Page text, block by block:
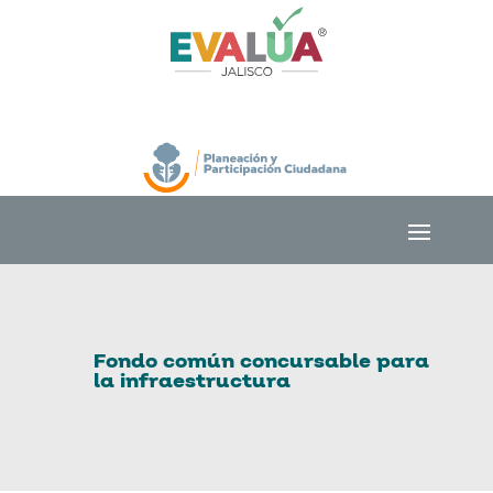
Fondo común concursable para
la infraestructura